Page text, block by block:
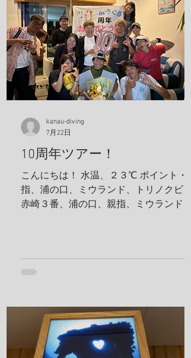
10周年ツアー！
こんにちは！ 水温、２３℃ ポイント・親
指、浦の口、ミウランド、トリノクビ、
赤崎３番、浦の口、親指、ミウランド 見
ナダイ、トラウツボ、キンチャクガニ、
リ、タテシマシマギンポ、ハナヒゲウツ
ボ、イソギンチャクモエビ、サクラコシ
オリエビ、モズクショイ、クダゴンベ、
クチナシイロウミウシ、オルトマンワラ
kanau-diving
7月22日